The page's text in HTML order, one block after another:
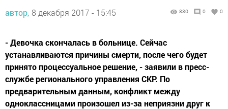
автор, 8 декабря 2017 - 15:45 830 0 0
- Девочка скончалась в больнице. Сейчас
устанавливаются причины смерти, после чего будет
принято процессуальное решение, - заявили в пресс-
службе регионального управления СКР. По
предварительным данным, конфликт между
одноклассницами произошел из-за неприязни друг к